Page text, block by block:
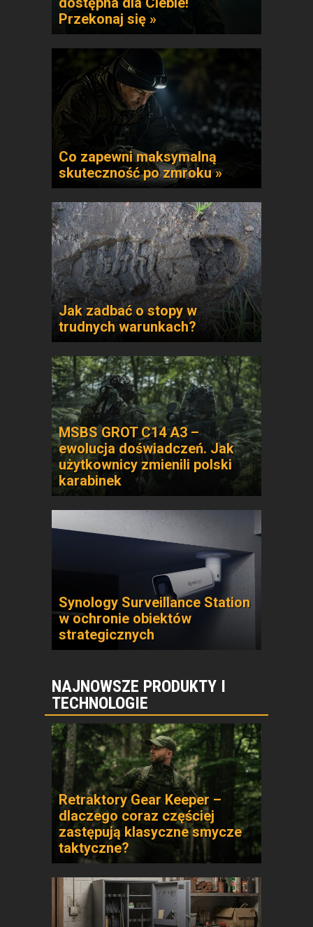
Przekonaj się »
Co zapewni maksymalną
skuteczność po zmroku »
Jak zadbać o stopy w
trudnych warunkach?
MSBS GROT C14 A3 –
ewolucja doświadczeń. Jak
użytkownicy zmienili polski
karabinek
Synology Surveillance Station
w ochronie obiektów
strategicznych
NAJNOWSZE PRODUKTY I
TECHNOLOGIE
Retraktory Gear Keeper –
dlaczego coraz częściej
zastępują klasyczne smycze
taktyczne?